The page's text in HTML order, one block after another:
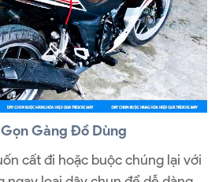
Gàng Đồ Dùng
cất đi hoặc buộc chúng lại với